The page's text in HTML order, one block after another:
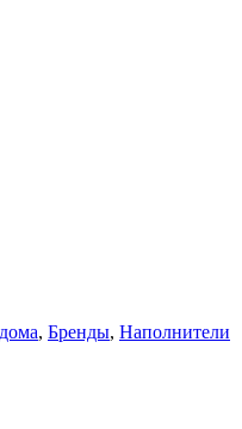
, Бренды, Наполнители